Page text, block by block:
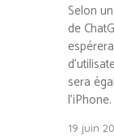
Selon
de
sera
l’iPhone.
19 juin